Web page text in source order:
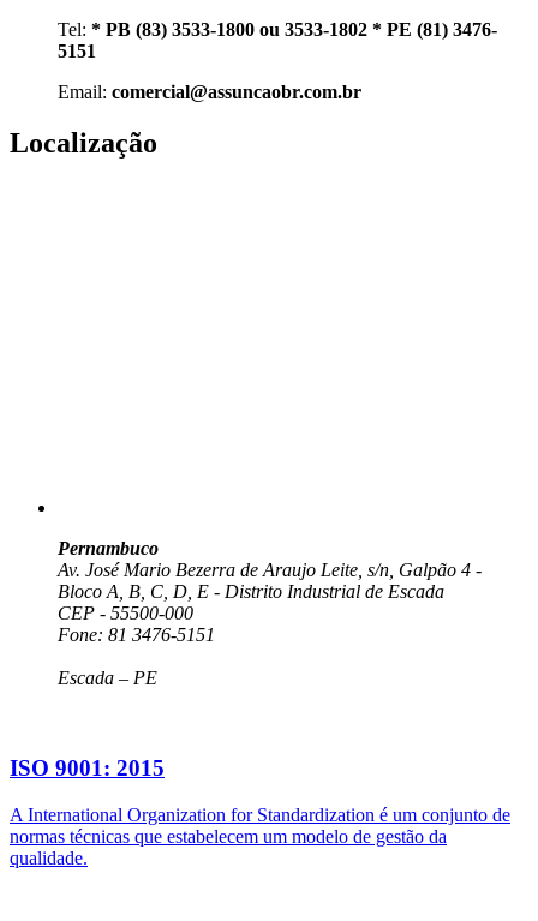
Tel: * PB (83) 3533-1800 ou 3533-1802 * PE (81) 3476-
5151
Email: comercial@assuncaobr.com.br
Localização
Pernambuco
Av. José Mario Bezerra de Araujo Leite, s/n, Galpão 4 -
Bloco A, B, C, D, E - Distrito Industrial de Escada
CEP - 55500-000
Fone: 81 3476-5151
Escada – PE
ISO 9001: 2015
A International Organization for Standardization é um conjunto de
normas técnicas que estabelecem um modelo de gestão da
qualidade.